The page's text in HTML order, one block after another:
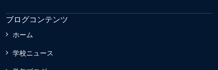
ブログコンテンツ
ホーム
学校ニュース